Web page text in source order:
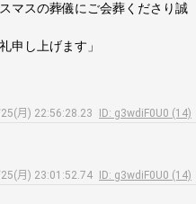
マスの葬儀にご会葬くださり誠
申し上げます」
月) 22:56:28.23
ID: g3wdiF0U0 (14)
月) 23:01:52.74
ID: g3wdiF0U0 (14)